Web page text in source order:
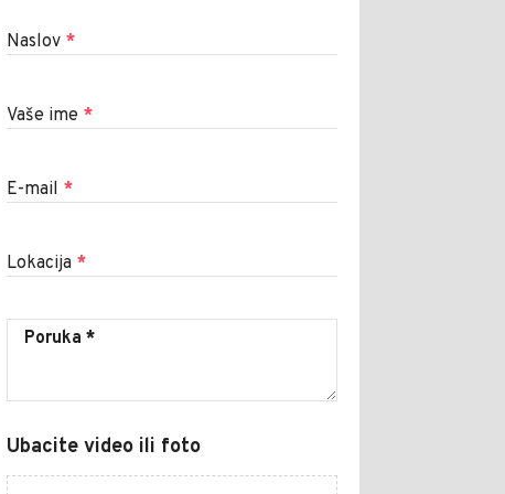
Naslov *
Vaše ime *
E-mail *
Lokacija *
Ubacite video ili foto